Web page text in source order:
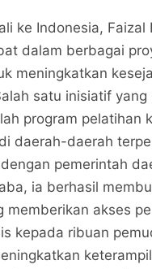
ke Indonesia, Faizal
dalam berbagai
meningkatkan
satu inisiatif yang
program pelatihan
daerah-daerah
pemerintah
ia berhasil
memberikan akses
kepada ribuan